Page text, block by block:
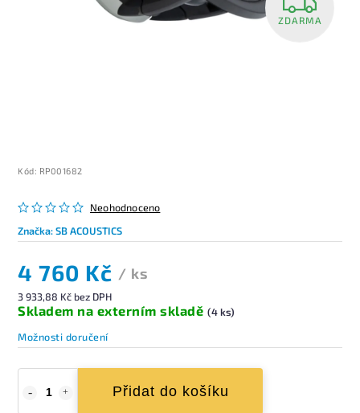
ZDARMA
Kód: RP001682
Neohodnoceno
Značka:SB ACOUSTICS
4 760 Kč / ks
3 933,88 Kč bez DPH
Skladem na externím skladě (4 ks)
Možnosti doručení
Přidat do košíku